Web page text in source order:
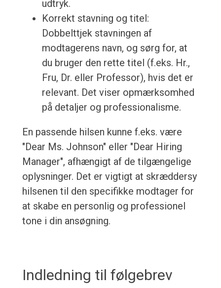
udtryk.
Korrekt stavning og titel:
Dobbelttjek stavningen af
modtagerens navn, og sørg for, at
du bruger den rette titel (f.eks. Hr.,
Fru, Dr. eller Professor), hvis det er
relevant. Det viser opmærksomhed
på detaljer og professionalisme.
En passende hilsen kunne f.eks. være
"Dear Ms. Johnson" eller "Dear Hiring
Manager", afhængigt af de tilgængelige
oplysninger. Det er vigtigt at skræddersy
hilsenen til den specifikke modtager for
at skabe en personlig og professionel
tone i din ansøgning.
Indledning til følgebrev